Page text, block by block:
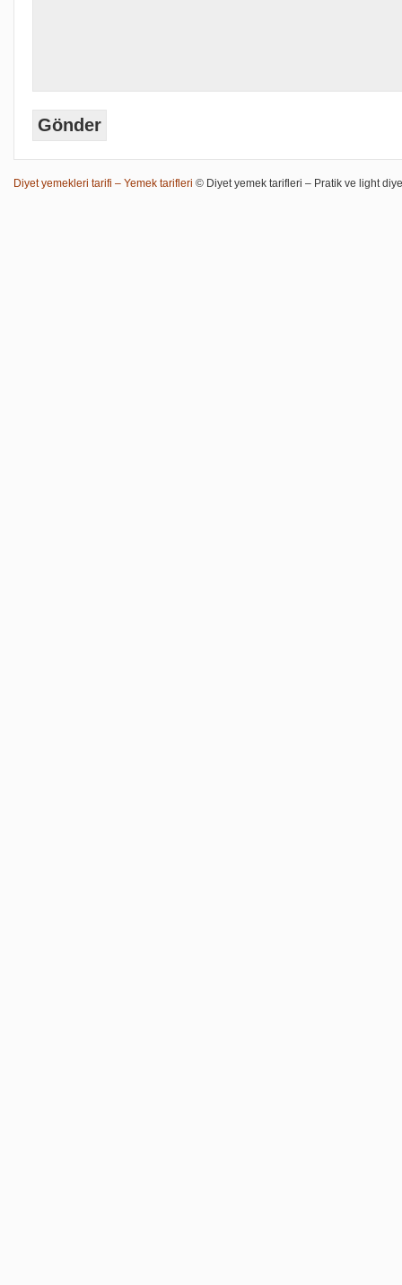
Diyet yemekleri tarifi – Yemek tarifleri © Diyet yemek tarifleri – Pratik ve light